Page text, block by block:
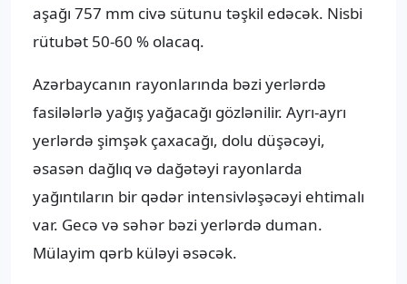
aşağı 757 mm civə sütunu təşkil edəcək. Nisbi
rütubət 50-60 % olacaq.
Azərbaycanın rayonlarında bəzi yerlərdə
fasilələrlə yağış yağacağı gözlənilir. Ayrı-ayrı
yerlərdə şimşək çaxacağı, dolu düşəcəyi,
əsasən dağlıq və dağətəyi rayonlarda
yağıntıların bir qədər intensivləşəcəyi ehtimalı
var. Gecə və səhər bəzi yerlərdə duman.
Mülayim qərb küləyi əsəcək.